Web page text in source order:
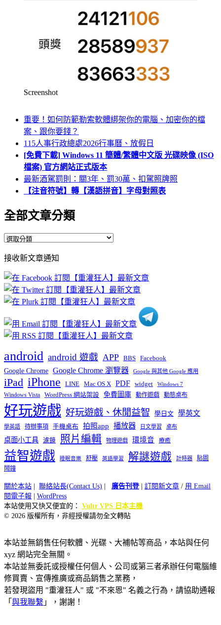
Screenshot
重要！如何防範勒索軟體綁架你的電腦、加密你的檔
案、跟你要錢？
115人事行政總處2026行事曆、放假日
[免費下載] Windows 11 簡體/繁體中文版 光碟映像 (ISO
檔案) 官方網站正式版本
最新酒駕罰則：關3年、罰30萬、扣駕照牌照
【注音符號】轉【漢語拼音】字母對照表
全部文章分類
全
文
章
分
類
接收新文章通知
android android 遊戲 APP BBS Facebook
Google Chrome Google Chrome 瀏覽器 Google 與其他 Google 應用
iPad iPhone LINE Mac OS X PDF widget Windows 7
Windows Vista WordPress 網站架設 免費圖庫 動作遊戲 動態桌布
好玩遊戲 好玩遊戲、休閒益智 學日文 學英文
學英語 待辦事項 手機桌布 拍照app 播放器 日文學習 桌布
桌面小工具 濾鏡 照片編輯 物理遊戲 環境音 療癒
益智遊戲 睡眠音樂 舒壓 英語學習 解謎遊戲 計時器
貼圖
鬧鐘
關於本站 聯絡站長(Contact Us) 廣告刊登| 訂閱新文章 / 用 Email
閱電子報
WordPress
本站使用又快又便宜的： Vultr VPS 日本主機
© 2026 版權所有，非經授權請勿全文轉貼
本站並無銷售任何軟體、光碟、大補帖等商品，本站與任何
xyz 網站完全無關。
本站並無委託或授權任何個人、公司或第三者承辦任何電腦維
修買賣、宣傳推廣或商品銷售之業務，
若發現盜用 "重灌狂人" 或 "不來恩" 名義之行為，請協助通報
「 與我聯繫 」，謝謝！